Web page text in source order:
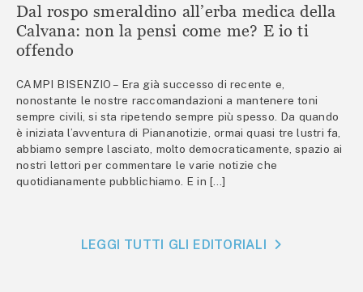
Dal rospo smeraldino all’erba medica della
Calvana: non la pensi come me? E io ti
offendo
CAMPI BISENZIO – Era già successo di recente e,
nonostante le nostre raccomandazioni a mantenere toni
sempre civili, si sta ripetendo sempre più spesso. Da quando
è iniziata l’avventura di Piananotizie, ormai quasi tre lustri fa,
abbiamo sempre lasciato, molto democraticamente, spazio ai
nostri lettori per commentare le varie notizie che
quotidianamente pubblichiamo. E in […]
LEGGI TUTTI GLI EDITORIALI